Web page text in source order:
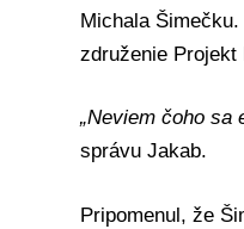
Michala Šimečku.
združenie
„Neviem čoho
správu Jakab.
Pripomenul, že